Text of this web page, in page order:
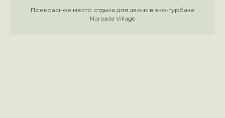
Прекрасное место отдыха для двоих в эко-турбазе
Naraada Village